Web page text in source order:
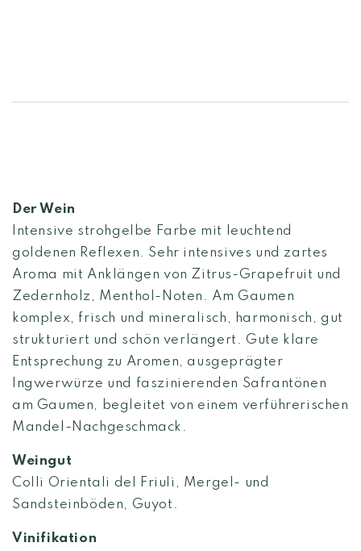
Der Wein
Intensive strohgelbe Farbe mit leuchtend
goldenen Reflexen. Sehr intensives und zartes
Aroma mit Anklängen von Zitrus-Grapefruit und
Zedernholz, Menthol-Noten. Am Gaumen
komplex, frisch und mineralisch, harmonisch, gut
strukturiert und schön verlängert. Gute klare
Entsprechung zu Aromen, ausgeprägter
Ingwerwürze und faszinierenden Safrantönen
am Gaumen, begleitet von einem verführerischen
Mandel-Nachgeschmack.
Weingut
Colli Orientali del Friuli, Mergel- und
Sandsteinböden, Guyot.
Vinifikation